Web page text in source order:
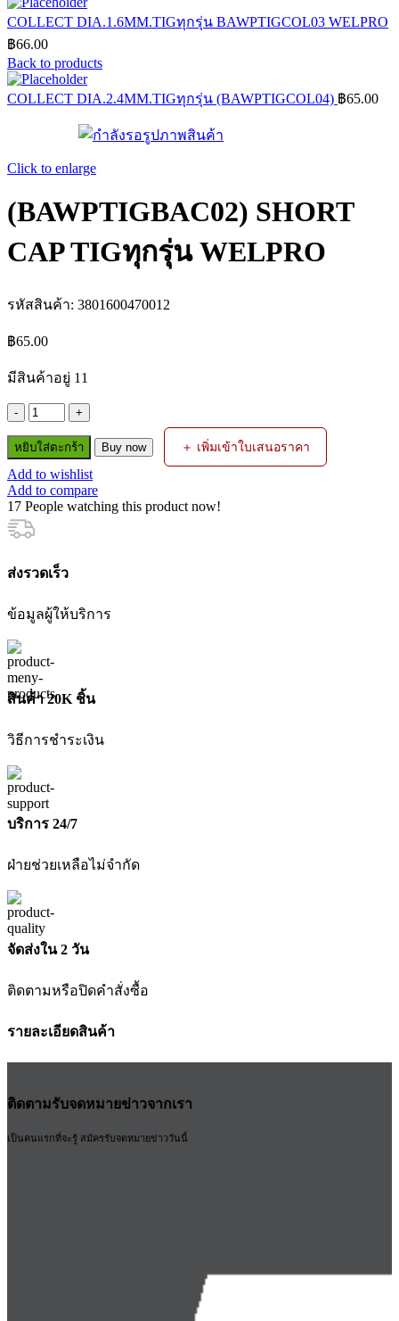
COLLECT DIA.1.6MM.TIGทุกรุ่น BAWPTIGCOL03 WELPRO
฿66.00
Back to products
COLLECT DIA.2.4MM.TIGทุกรุ่น (BAWPTIGCOL04) ฿65.00
Click to enlarge
(BAWPTIGBAC02) SHORT
CAP TIGทุกรุ่น WELPRO
รหัสสินค้า: 3801600470012
฿65.00
มีสินค้าอยู่ 11
จำนวน
(BAWPTIGBAC02)
SHORT
CAP
TIGทุก
รุ่น
WELPRO
หยิบใส่ตะกร้า Buy now ＋ เพิ่มเข้าใบเสนอราคา
Add to wishlist
Add to compare
17 People watching this product now!
ส่งรวดเร็ว
ข้อมูลผู้ให้บริการ
สินค้า 20K ชิ้น
วิธีการชำระเงิน
บริการ 24/7
ฝ่ายช่วยเหลือไม่จำกัด
จัดส่งใน 2 วัน
ติดตามหรือปิดคำสั่งซื้อ
รายละเอียดสินค้า
ติดตามรับจดหมายข่าวจากเรา
เป็นคนแรกที่จะรู้ สมัครรับจดหมายข่าววันนี้